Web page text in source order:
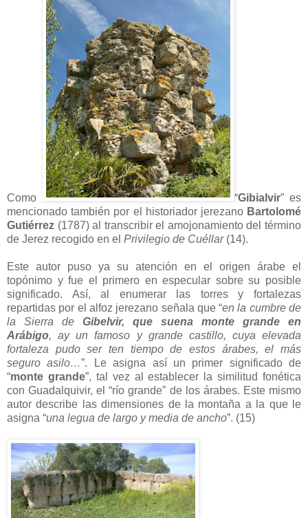
Como “Gibialvir” es
mencionado también por el historiador jerezano Bartolomé
Gutiérrez (1787) al transcribir el amojonamiento del término
de Jerez recogido en el Privilegio de Cuéllar(14).
Este autor puso ya su atención en el origen árabe el
topónimo y fue el primero en especular sobre su posible
significado. Así, al enumerar las torres y fortalezas
repartidas por el alfoz jerezano señala que “en la cumbre de
la Sierra de Gibelvir, que suena monte grande en
Arábigo, ay un famoso y grande castillo, cuya elevada
fortaleza pudo ser ten tiempo de estos árabes, el más
seguro asilo…”. Le asigna así un primer significado de
“monte grande”, tal vez al establecer la similitud fonética
con Guadalquivir, el “río grande” de los árabes. Este mismo
autor describe las dimensiones de la montaña a la que le
asigna “una legua de largo y media de ancho”. (15)